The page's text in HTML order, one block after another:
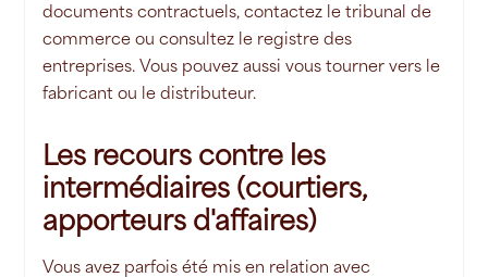
documents contractuels, contactez le tribunal de
commerce ou consultez le registre des
entreprises. Vous pouvez aussi vous tourner vers le
fabricant ou le distributeur.
Les recours contre les
intermédiaires (courtiers,
apporteurs d'affaires)
Vous avez parfois été mis en relation avec